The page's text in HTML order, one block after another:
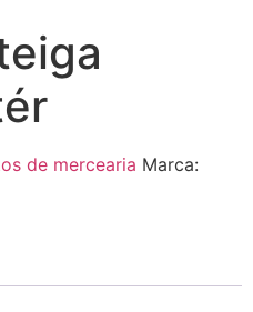
de mercearia Marca: